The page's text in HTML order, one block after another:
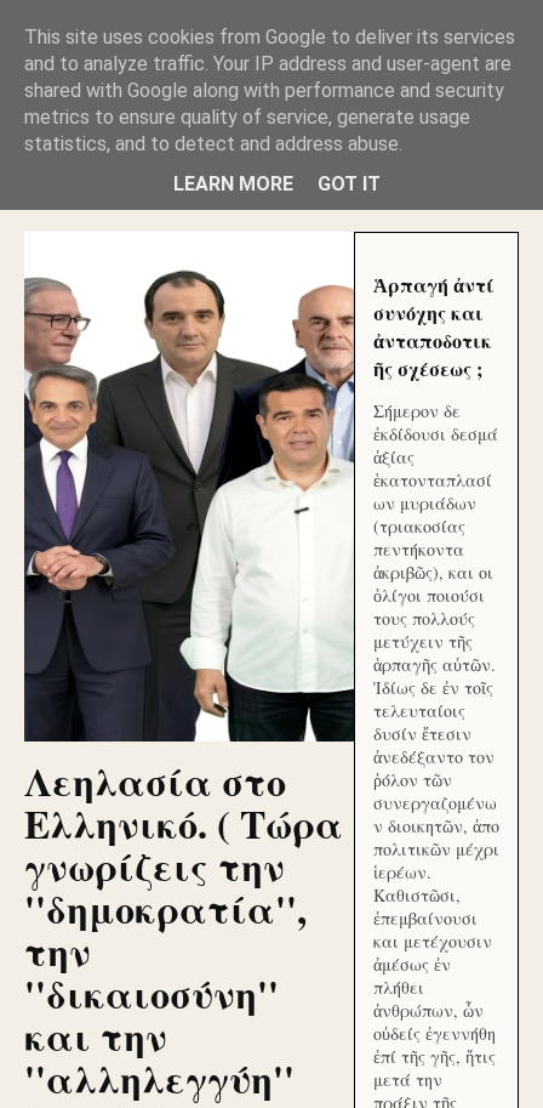
ΑΥΤΟΧΘΟΝΕΣ ΜΟΥ ΕΚΛΕΙΣΑΝ ΤΑ ΣΟΣΙΑΛ ΚΑΙ
ΦΙΜΩΣΑΝ ΤΟ SITE. ΟΙ ΧΙΛΙΑΔΕΣ ΜΙΚΡΟΕΠΕΝΔΥΤΕΣ
ΕΠΕΝΔΥΣΑΤΕ ΓΙΑ ΛΕΗΛΑΣΙΑ ΚΑΙ ΕΓΚΛΗΜΑ ?
ΓΛΥΦΑΔΑ WEB |ΟΙ ΜΕΓΑΛΟΙ ΚΛΕΠΤΑΙ ΑΠΟ ΤΟ
ΜΙΚΡΟΝ ΑΠΑΓΟΥΣΙ
Λεηλασία στο
Ελληνικό. ( Τώρα
γνωρίζεις την
''δημοκρατία'',
την
''δικαιοσύνη''
και την
''αλληλεγγύη''
Ἁρπαγή ἀντί
συνόχης και
ἀνταποδοτικ
ῆς σχέσεως ;
Σήμερον δε
ἐκδίδουσι δεσμά
ἀξίας
ἑκατονταπλασί
ων μυριάδων
(τριακοσίας
πεντήκοντα
ἀκριβῶς), και οι
ὀλίγοι ποιούσι
τους πολλούς
μετύχειν τῆς
ἁρπαγῆς αὐτῶν.
Ἰδίως δε ἐν τοῖς
τελευταίοις
δυσίν ἔτεσιν
ἀνεδέξαντο τον
ῥόλον τῶν
συνεργαζομένω
ν διοικητῶν, ἀπο
πολιτικῶν μέχρι
ἱερέων.
Καθιστῶσι,
ἐπεμβαίνουσι
και μετέχουσιν
ἀμέσως ἐν
πλήθει
ἀνθρώπων, ὧν
οὐδείς ἐγεννήθη
ἐπί τῆς γῆς, ἥτις
μετά την
πράξιν τῆς
This site uses cookies from Google to deliver its services
and to analyze traffic. Your IP address and user-agent are
shared with Google along with performance and security
metrics to ensure quality of service, generate usage
statistics, and to detect and address abuse.
LEARN MORE
GOT IT